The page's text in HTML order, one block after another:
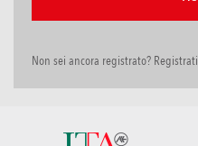
Non sei ancora registrato? Registrati